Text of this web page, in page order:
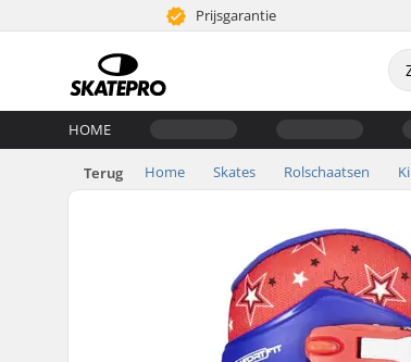
Prijsgarantie
HOME
Terug Home Skates Rolschaatsen